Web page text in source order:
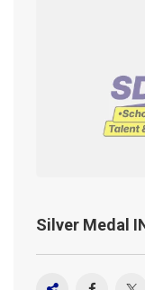
Silver Medal